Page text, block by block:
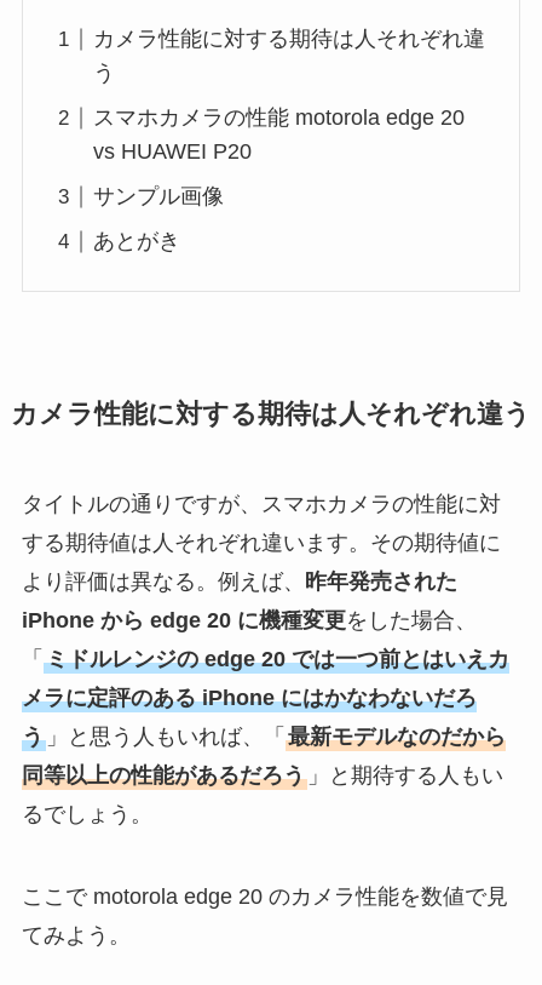
カメラ性能に対する期待は人それぞれ違
う
スマホカメラの性能 motorola edge 20
vs HUAWEI P20
サンプル画像
あとがき
カメラ性能に対する期待は人それぞれ違う
タイトルの通りですが、スマホカメラの性能に対
する期待値は人それぞれ違います。その期待値に
より評価は異なる。例えば、 昨年発売された
iPhone から edge 20 に機種変更をした場合、
「 ミドルレンジの edge 20 では一つ前とはいえカ
メラに定評のある iPhone にはかなわないだろ
う」と思う人もいれば、「 最新モデルなのだから
同等以上の性能があるだろう」と期待する人もい
るでしょう。
ここで motorola edge 20 のカメラ性能を数値で見
てみよう。